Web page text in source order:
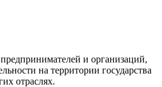
и организаций,
на территории государства
отраслях.